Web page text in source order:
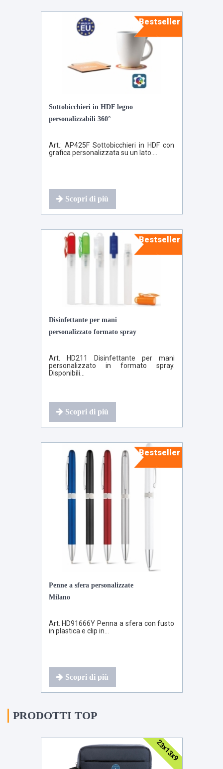
Bestseller
Sottobicchieri in HDF legno
personalizzabili 360°
Art.: AP425F Sottobicchieri in HDF con
grafica personalizzata su un lato....
Scopri di più
Bestseller
Disinfettante per mani
personalizzato formato spray
Art. HD211 Disinfettante per mani
personalizzato in formato spray.
Disponibili...
Scopri di più
Bestseller
Penne a sfera personalizzate
Milano
Art. HD91666Y Penna a sfera con fusto
in plastica e clip in...
Scopri di più
PRODOTTI TOP
23x13x9